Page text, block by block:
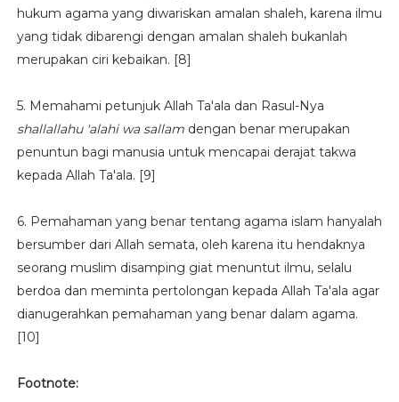
hukum agama yang diwariskan amalan shaleh, karena ilmu
yang tidak dibarengi dengan amalan shaleh bukanlah
merupakan ciri kebaikan. [8]
5. Memahami petunjuk Allah Ta'ala dan Rasul-Nya
shallallahu 'alahi wa sallamdengan benar merupakan
penuntun bagi manusia untuk mencapai derajat takwa
kepada Allah Ta'ala. [9]
6. Pemahaman yang benar tentang agama islam hanyalah
bersumber dari Allah semata, oleh karena itu hendaknya
seorang muslim disamping giat menuntut ilmu, selalu
berdoa dan meminta pertolongan kepada Allah Ta'ala agar
dianugerahkan pemahaman yang benar dalam agama.
[10]
Footnote: